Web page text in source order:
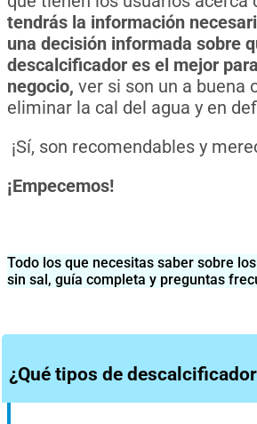
tendrás la información
una decisión informada sobre
descalcificador es el mejor
negocio, ver si son un a buena
eliminar la cal del agua y en
¡Sí, son recomendables y
¡Empecemos!
Todo los que necesitas saber sobre
sin sal, guía completa y preguntas
¿Qué tipos de